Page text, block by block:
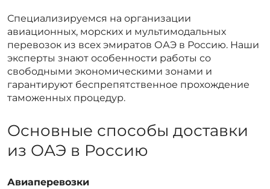
Специализируемся на организации
авиационных, морских и мультимодальных
перевозок из всех эмиратов ОАЭ в Россию. Наши
эксперты знают особенности работы со
свободными экономическими зонами и
гарантируют беспрепятственное прохождение
таможенных процедур.
Основные способы доставки
из ОАЭ в Россию
Авиаперевозки